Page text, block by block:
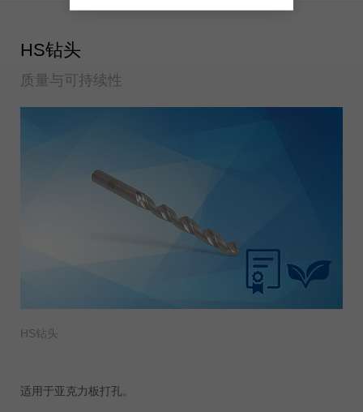
HS钻头
质量与可持续性
HS钻头
适用于亚克力板打孔。